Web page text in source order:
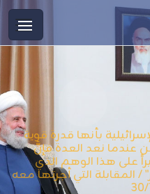
بأنها قدرة قوية
عندما نعد العدة فإنَّ
على هذا الوهم الذي
المقابلة التي أجرتها معه